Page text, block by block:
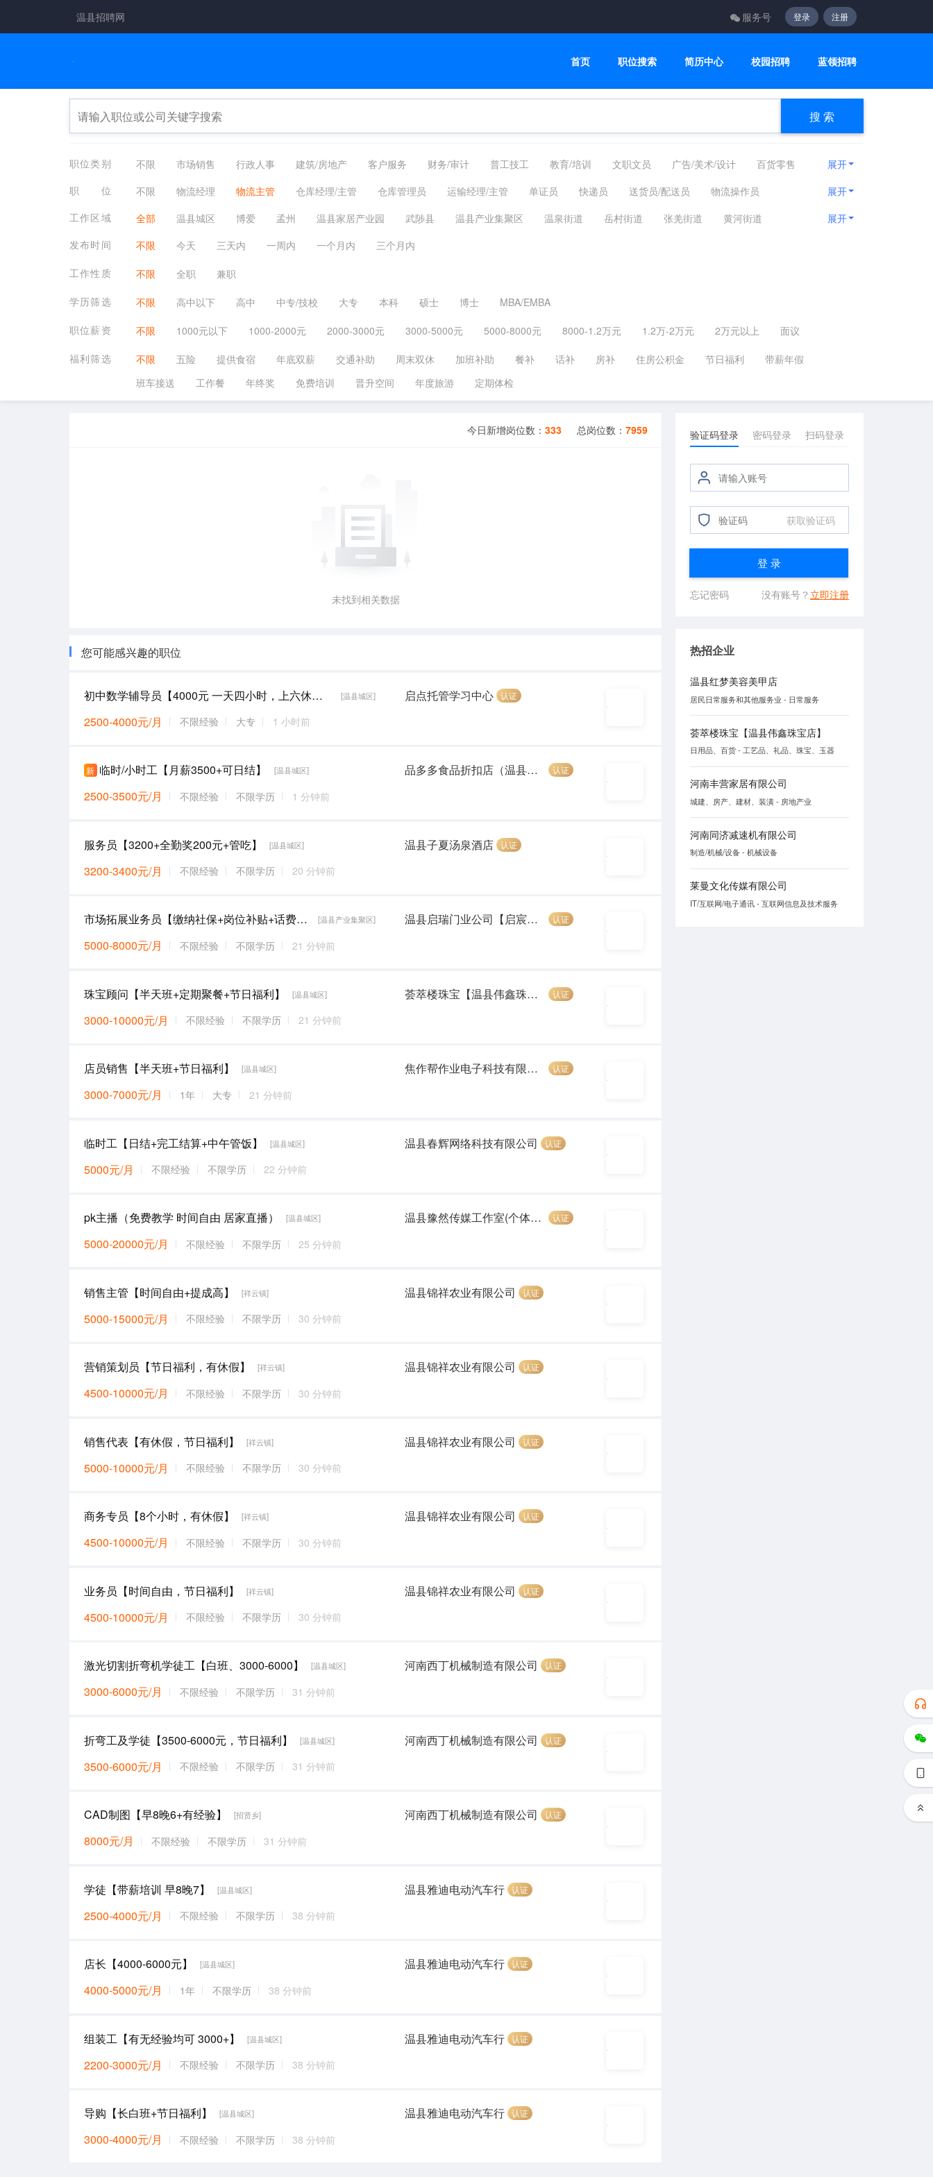
温县招聘网 服务号 登录 注册
首页 职位搜索 简历中心 校园招聘 蓝领招聘
搜 索
职位类别 不限 市场销售 行政人事 建筑/房地产 客户服务 财务/审计 普工技工 教育/培训 文职文员 广告/美术/设计
百货零售
生产制造
餐饮/休闲/娱乐/旅游 金融/银行/证券/保险 高级管理 交通/物流/仓储 家政/安保 计算机/互联网/硬件
机械设备
咨询顾问
电子通讯 医疗/健康/制药 翻译法律 轻工工艺 化工/采掘/冶炼/能源化工 影视传媒 能源化工
编辑/出版/发行
展开
职位
不限 物流经理 物流主管 仓库经理/主管 仓库管理员 运输经理/主管 单证员 快递员 送货员/配送员
物流操作员
船务人员
外销员 国际业务 报关员 外贸员 C1司机 物流贸易其他相关职位 网约车司机 代驾司机 驾校教练
配送员
交通运输 汽车销售与服务 4s店 汽车修理
展开
工作区域
全部 温县城区 博爱 孟州 温县家居产业园 武陟县 温县产业集聚区 温泉街道 岳村街道 张羌街道
黄河街道
祥云镇
番田镇 黄庄镇 武德镇 赵堡镇 招贤乡
展开
发布时间
不限 今天 三天内 一周内 一个月内
三个月内
工作性质
不限 全职
兼职
学历筛选
不限 高中以下 高中 中专/技校 大专 本科 硕士 博士
MBA/EMBA
职位薪资
不限 1000元以下 1000-2000元 2000-3000元 3000-5000元 5000-8000元 8000-1.2万元 1.2万-2万元 2万元以上
面议
福利筛选
不限 五险 提供食宿 年底双薪 交通补助 周末双休 加班补助 餐补 话补 房补 住房公积金 节日福利
带薪年假
班车接送
工作餐 年终奖 免费培训 晋升空间 年度旅游 定期体检
今日新增岗位数：333 总岗位数：7959
未找到相关数据
您可能感兴趣的职位
初中数学辅导员【4000元 一天四小时，上六休一】 [温县城区]
2500-4000元/月 不限经验 大专 1 小时前
启点托管学习中心 认证
新 临时/小时工【月薪3500+可日结】 [温县城区]
2500-3500元/月 不限经验 不限学历 1 分钟前
品多多食品折扣店（温县刘鹏食品店） 认证
服务员【3200+全勤奖200元+管吃】 [温县城区]
3200-3400元/月 不限经验 不限学历 20 分钟前
温县子夏汤泉酒店 认证
市场拓展业务员【缴纳社保+岗位补贴+话费补贴】 [温县产业集聚区]
5000-8000元/月 不限经验 不限学历 21 分钟前
温县启瑞门业公司【启宸门业】 认证
珠宝顾问【半天班+定期聚餐+节日福利】 [温县城区]
3000-10000元/月 不限经验 不限学历 21 分钟前
荟萃楼珠宝【温县伟鑫珠宝店】 认证
店员销售【半天班+节日福利】 [温县城区]
3000-7000元/月 1年 大专 21 分钟前
焦作帮作业电子科技有限公司 认证
临时工【日结+完工结算+中午管饭】 [温县城区]
5000元/月 不限经验 不限学历 22 分钟前
温县春辉网络科技有限公司 认证
pk主播（免费教学 时间自由 居家直播） [温县城区]
5000-20000元/月 不限经验 不限学历 25 分钟前
温县豫然传媒工作室(个体工商户) 认证
销售主管【时间自由+提成高】 [祥云镇]
5000-15000元/月 不限经验 不限学历 30 分钟前
温县锦祥农业有限公司 认证
营销策划员【节日福利，有休假】 [祥云镇]
4500-10000元/月 不限经验 不限学历 30 分钟前
温县锦祥农业有限公司 认证
销售代表【有休假，节日福利】 [祥云镇]
5000-10000元/月 不限经验 不限学历 30 分钟前
温县锦祥农业有限公司 认证
商务专员【8个小时，有休假】 [祥云镇]
4500-10000元/月 不限经验 不限学历 30 分钟前
温县锦祥农业有限公司 认证
业务员【时间自由，节日福利】 [祥云镇]
4500-10000元/月 不限经验 不限学历 30 分钟前
温县锦祥农业有限公司 认证
激光切割折弯机学徒工【白班、3000-6000】 [温县城区]
3000-6000元/月 不限经验 不限学历 31 分钟前
河南西丁机械制造有限公司 认证
折弯工及学徒【3500-6000元，节日福利】 [温县城区]
3500-6000元/月 不限经验 不限学历 31 分钟前
河南西丁机械制造有限公司 认证
CAD制图【早8晚6+有经验】 [招贤乡]
8000元/月 不限经验 不限学历 31 分钟前
河南西丁机械制造有限公司 认证
学徒【带薪培训 早8晚7】 [温县城区]
2500-4000元/月 不限经验 不限学历 38 分钟前
温县雅迪电动汽车行 认证
店长【4000-6000元】 [温县城区]
4000-5000元/月 1年 不限学历 38 分钟前
温县雅迪电动汽车行 认证
组装工【有无经验均可 3000+】 [温县城区]
2200-3000元/月 不限经验 不限学历 38 分钟前
温县雅迪电动汽车行 认证
导购【长白班+节日福利】 [温县城区]
3000-4000元/月 不限经验 不限学历 38 分钟前
温县雅迪电动汽车行 认证
验证码登录 密码登录 扫码登录
获取验证码
登 录
忘记密码 没有账号？ 立即注册
热招企业
温县红梦美容美甲店
居民日常服务和其他服务业 - 日常服务
荟萃楼珠宝【温县伟鑫珠宝店】
日用品、百货 - 工艺品、礼品、珠宝、玉器
河南丰营家居有限公司
城建、房产、建材、装潢 - 房地产业
河南同济减速机有限公司
制造/机械/设备 - 机械设备
莱曼文化传媒有限公司
IT/互联网/电子通讯 - 互联网信息及技术服务